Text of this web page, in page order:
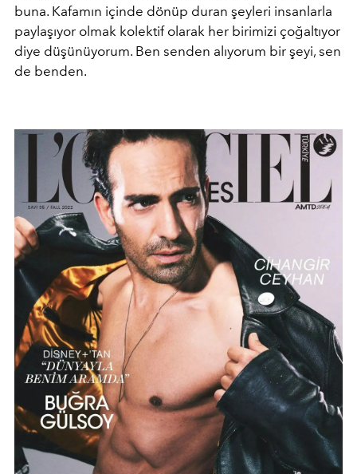
buna. Kafamın içinde dönüp duran şeyleri insanlarla
paylaşıyor olmak kolektif olarak her birimizi çoğaltıyor
diye düşünüyorum. Ben senden alıyorum bir şeyi, sen
de benden.